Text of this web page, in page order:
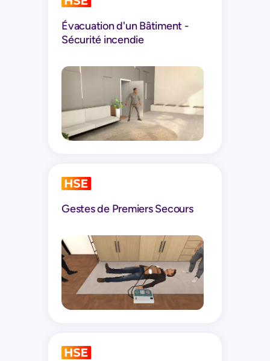
Évacuation d'un Bâtiment -
Sécurité incendie
Gestes de Premiers Secours